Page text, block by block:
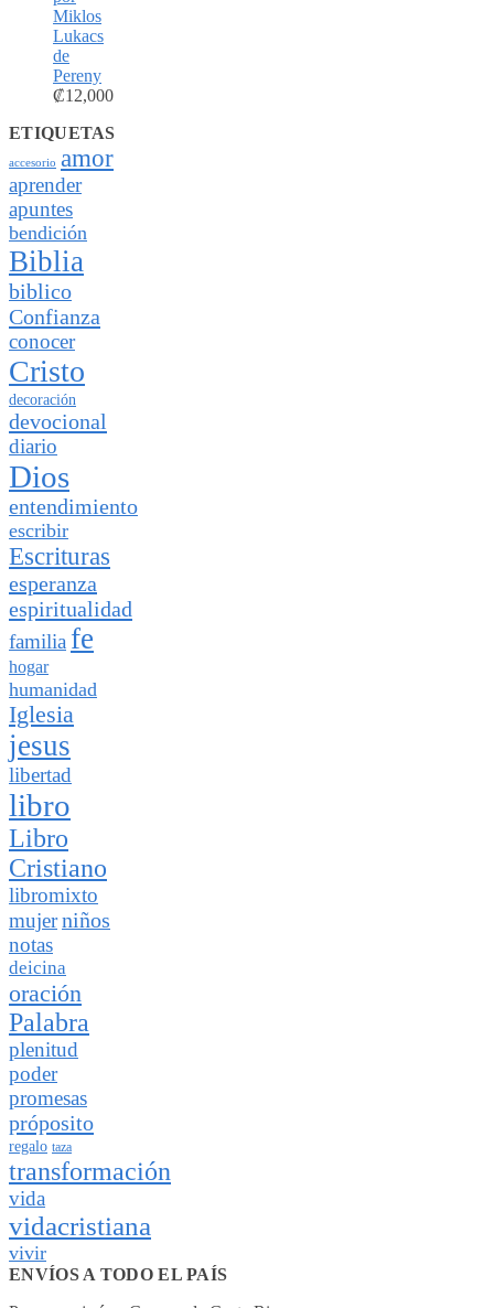
Miklos
Lukacs
de
Pereny
₡12,000
ETIQUETAS
accesorio amor
aprender
apuntes
bendición
Biblia
biblico
Confianza
conocer
Cristo
decoración
devocional
diario
Dios
entendimiento
escribir
Escrituras
esperanza
espiritualidad
familia fe
hogar
humanidad
Iglesia
jesus
libertad
libro
Libro
Cristiano
libromixto
mujerniños
notas
deicina
oración
Palabra
plenitud
poder
promesas
próposito
regalo taza
transformación
vida
vidacristiana
vivir
ENVÍOS A TODO EL PAÍS